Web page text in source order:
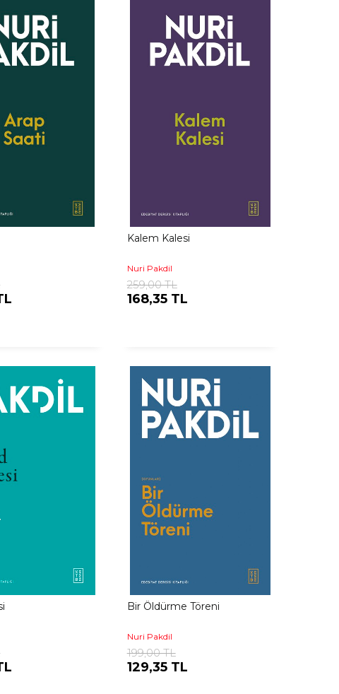
Kalem Kalesi
Nuri Pakdil
259,00 TL
168,35 TL
Bir Öldürme Töreni
Nuri Pakdil
199,00 TL
129,35 TL